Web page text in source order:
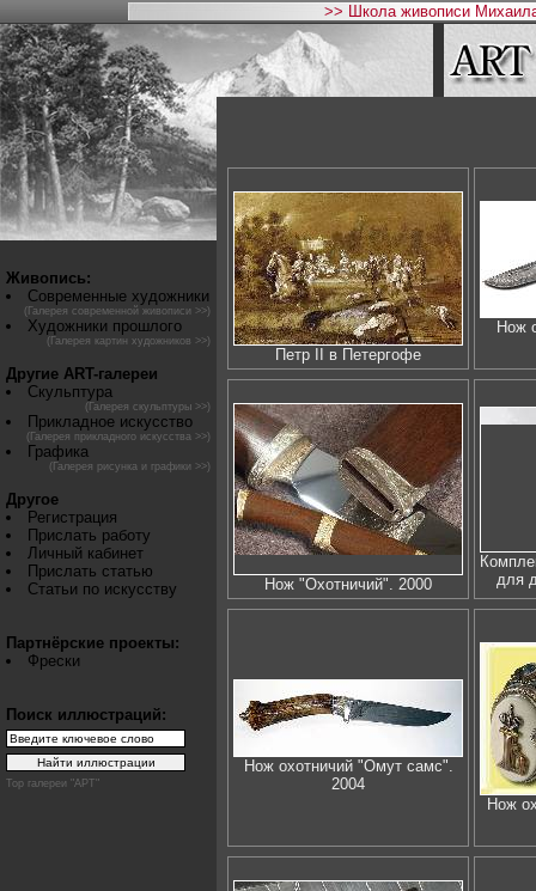
>> Школа живописи
Живопись:
Современные художники
(Галерея современной живописи >>)
Художники прошлого
(Галерея картин художников >>)
Другие ART-галереи
Скульптура
(Галерея скульптуры >>)
Прикладное искусство
(Галерея прикладного искусства >>)
Графика
(Галерея рисунка и графики >>)
Другое
Регистрация
Прислать работу
Личный кабинет
Прислать статью
Статьи по искусству
Партнёрские проекты:
Фрески
Поиск иллюстраций:
Top галереи "АРТ"
Петр II в Петергофе
Нож
Нож "Охотничий". 2000
для
Нож охотничий "Омут самс".
2004
Нож